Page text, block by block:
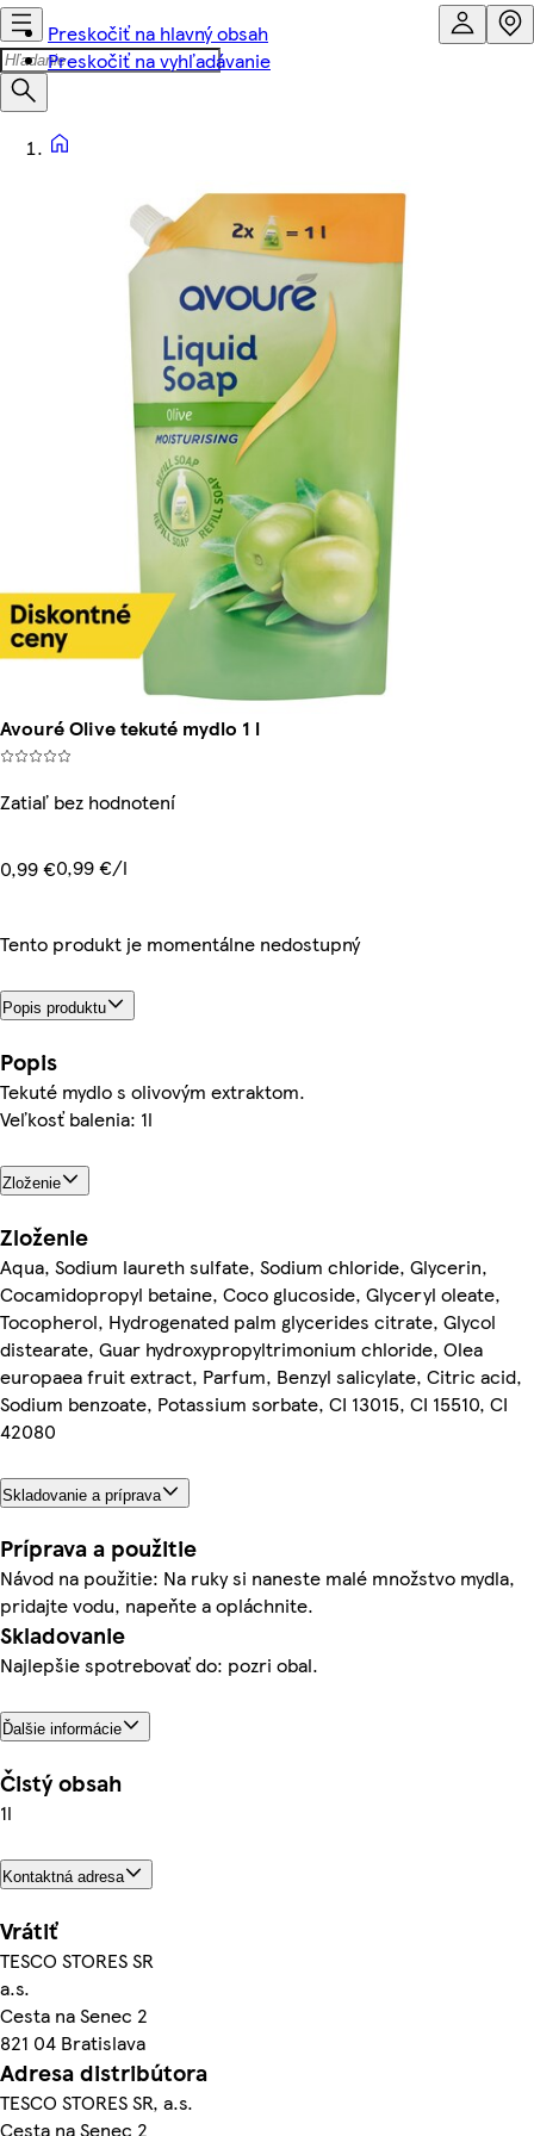
Preskočiť na hlavný obsah
Preskočiť na vyhľadávanie
Avouré Olive tekuté mydlo 1 l
Zatiaľ bez hodnotení
0,99 €0,99 €/l
Tento produkt je momentálne nedostupný
Popis produktu
Popis
Tekuté mydlo s olivovým extraktom.
Veľkosť balenia: 1l
Zloženie
Zloženie
Aqua, Sodium laureth sulfate, Sodium chloride, Glycerin,
Cocamidopropyl betaine, Coco glucoside, Glyceryl oleate,
Tocopherol, Hydrogenated palm glycerides citrate, Glycol
distearate, Guar hydroxypropyltrimonium chloride, Olea
europaea fruit extract, Parfum, Benzyl salicylate, Citric acid,
Sodium benzoate, Potassium sorbate, CI 13015, CI 15510, CI
42080
Skladovanie a príprava
Príprava a použitie
Návod na použitie: Na ruky si naneste malé množstvo mydla,
pridajte vodu, napeňte a opláchnite.
Skladovanie
Najlepšie spotrebovať do: pozri obal.
Ďalšie informácie
Čistý obsah
1l
Kontaktná adresa
Vrátiť
TESCO STORES SR
a.s.
Cesta na Senec 2
821 04 Bratislava
Adresa distribútora
TESCO STORES SR, a.s.
Cesta na Senec 2